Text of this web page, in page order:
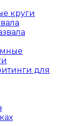
круги
для